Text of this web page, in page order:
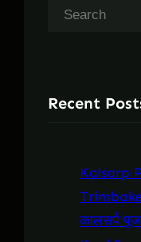
c
Recent
Kalsarp
कालसर्प